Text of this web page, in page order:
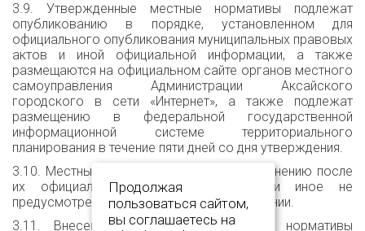
3.9. Утвержденные местные нормативы подлежат
опубликованию в порядке, установленном для
официального опубликования муниципальных правовых
актов и иной официальной информации, а также
размещаются на официальном сайте органов местного
самоуправления Администрации Аксайского
городского в сети «Интернет», а также подлежат
размещению в федеральной государственной
информационной системе территориального
планирования в течение пяти дней со дня утверждения.
3.10. Местные нормативы подлежат применению после
их официального опубликования, если иное не
предусмотрено в решении об их утверждении.
3.11. Внесение изменений в местные нормативы
Продолжая
пользоваться сайтом,
вы соглашаетесь на